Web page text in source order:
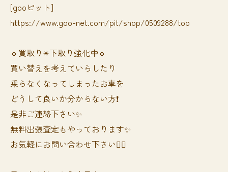
[gooピット]
https://www.goo-net.com/pit/shop/0509288/top
🔹買取り✴︎下取り強化中🔹
買い替えを考えていらしたり
乗らなくなってしまったお車を
どうして良いか分からない方❗️
是非ご連絡下さい✨
無料出張査定もやっております✨
お気軽にお問い合わせ下さい🙆‍♀️